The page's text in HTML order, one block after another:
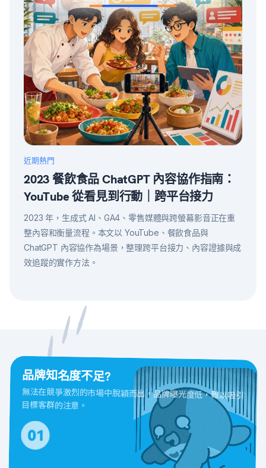
近期熱門
2023 餐飲食品 ChatGPT 內容協作指南：
YouTube 從看見到行動｜跨平台接力
2023 年，生成式 AI、GA4、零售媒體與跨螢幕影音正在重
整內容和衡量流程。本文以 YouTube、餐飲食品與
ChatGPT 內容協作為場景，整理跨平台接力、內容證據與成
效追蹤的實作方法。
品牌知名度不足?
無法在競爭激烈的市場中脫穎而出，品牌曝光度低，難以吸引
目標客群的注意。